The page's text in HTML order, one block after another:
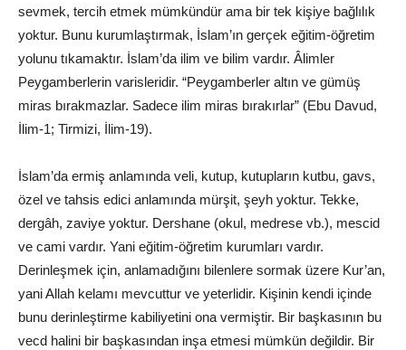
sevmek, tercih etmek mümkündür ama bir tek kişiye bağlılık
yoktur. Bunu kurumlaştırmak, İslam’ın gerçek eğitim-öğretim
yolunu tıkamaktır. İslam’da ilim ve bilim vardır. Âlimler
Peygamberlerin varisleridir. “Peygamberler altın ve gümüş
miras bırakmazlar. Sadece ilim miras bırakırlar” (Ebu Davud,
İlim-1; Tirmizi, İlim-19).
İslam’da ermiş anlamında veli, kutup, kutupların kutbu, gavs,
özel ve tahsis edici anlamında mürşit, şeyh yoktur. Tekke,
dergâh, zaviye yoktur. Dershane (okul, medrese vb.), mescid
ve cami vardır. Yani eğitim-öğretim kurumları vardır.
Derinleşmek için, anlamadığını bilenlere sormak üzere Kur’an,
yani Allah kelamı mevcuttur ve yeterlidir. Kişinin kendi içinde
bunu derinleştirme kabiliyetini ona vermiştir. Bir başkasının bu
vecd halini bir başkasından inşa etmesi mümkün değildir. Bir